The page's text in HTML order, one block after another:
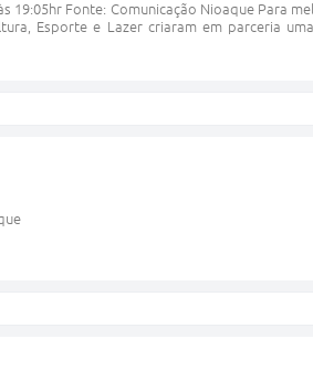
19:05hr Fonte: Comunicação Nioaque Para
Esporte e Lazer criaram em parceria